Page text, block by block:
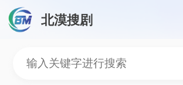
北漠搜剧
黑龙村百味食记